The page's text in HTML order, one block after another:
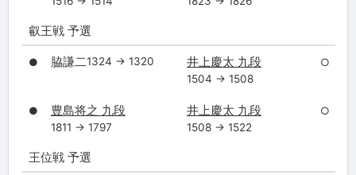
叡王戦 予選
● 脇謙二1324 → 1320 井上慶太 九段
1504 → 1508
○
● 豊島将之 九段
1811 → 1797
井上慶太 九段
1508 → 1522
○
王位戦 予選